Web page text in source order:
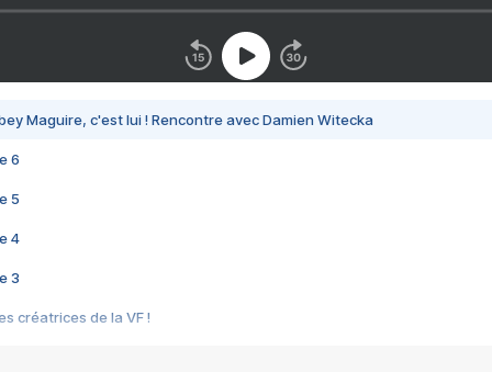
Maguire, c'est lui ! Rencontre avec Damien Witecka
6
5
4
3
créatrices de la VF !